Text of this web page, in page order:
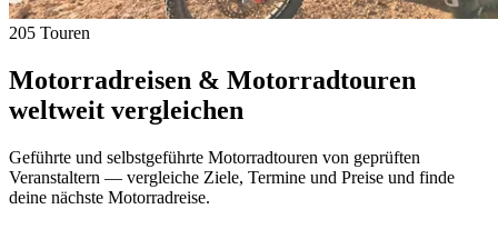
205 Touren
Motorradreisen & Motorradtouren
weltweit vergleichen
Geführte und selbstgeführte Motorradtouren von geprüften
Veranstaltern — vergleiche Ziele, Termine und Preise und finde
deine nächste Motorradreise.